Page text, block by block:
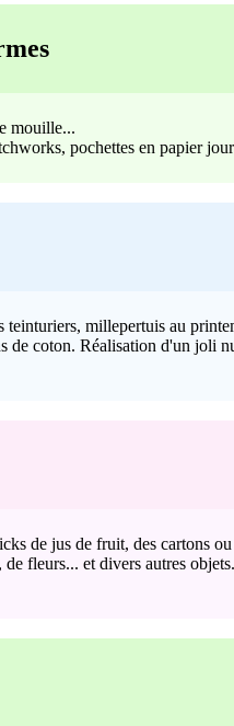
mouille...
pochettes en papier
teinturiers, millepertuis au
de coton. Réalisation d'un joli
de jus de fruit, des cartons
fleurs... et divers autres objets.